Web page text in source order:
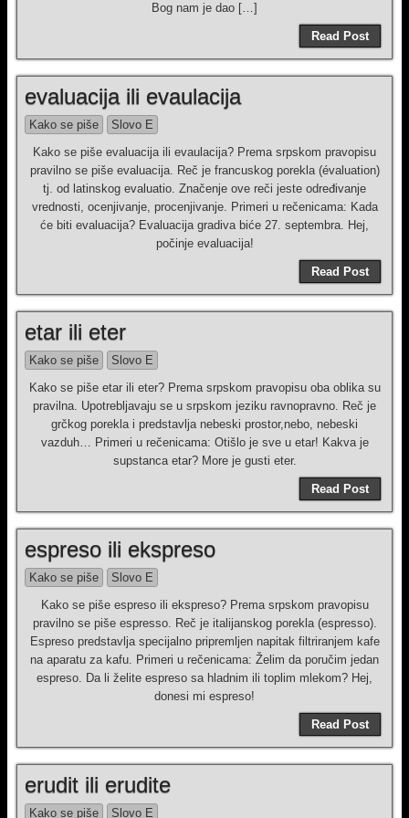
Bog nam je dao […]
Read Post
evaluacija ili evaulacija
Kako se piše
Slovo E
Kako se piše evaluacija ili evaulacija? Prema srpskom pravopisu
pravilno se piše evaluacija. Reč je francuskog porekla (évaluation)
tj. od latinskog evaluatio. Značenje ove reči jeste određivanje
vrednosti, ocenjivanje, procenjivanje. Primeri u rečenicama: Kada
će biti evaluacija? Evaluacija gradiva biće 27. septembra. Hej,
počinje evaluacija!
Read Post
etar ili eter
Kako se piše
Slovo E
Kako se piše etar ili eter? Prema srpskom pravopisu oba oblika su
pravilna. Upotrebljavaju se u srpskom jeziku ravnopravno. Reč je
grčkog porekla i predstavlja nebeski prostor,nebo, nebeski
vazduh… Primeri u rečenicama: Otišlo je sve u etar! Kakva je
supstanca etar? More je gusti eter.
Read Post
espreso ili ekspreso
Kako se piše
Slovo E
Kako se piše espreso ili ekspreso? Prema srpskom pravopisu
pravilno se piše espresso. Reč je italijanskog porekla (espresso).
Espreso predstavlja specijalno pripremljen napitak filtriranjem kafe
na aparatu za kafu. Primeri u rečenicama: Želim da poručim jedan
espreso. Da li želite espreso sa hladnim ili toplim mlekom? Hej,
donesi mi espreso!
Read Post
erudit ili erudite
Kako se piše Slovo E